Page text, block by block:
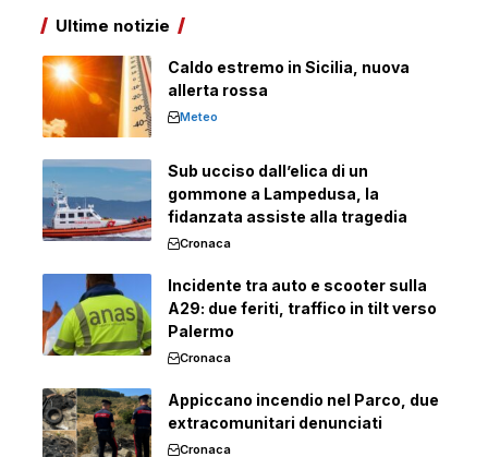
Ultime notizie
Caldo estremo in Sicilia, nuova
allerta rossa
Meteo
Sub ucciso dall’elica di un
gommone a Lampedusa, la
fidanzata assiste alla tragedia
Cronaca
Incidente tra auto e scooter sulla
A29: due feriti, traffico in tilt verso
Palermo
Cronaca
Appiccano incendio nel Parco, due
extracomunitari denunciati
Cronaca